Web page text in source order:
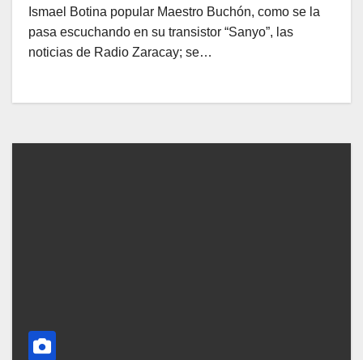
Ismael Botina popular Maestro Buchón, como se la
pasa escuchando en su transistor “Sanyo”, las
noticias de Radio Zaracay; se…